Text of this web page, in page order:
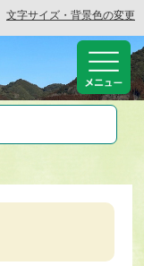
文字サイズ・背景色の変更